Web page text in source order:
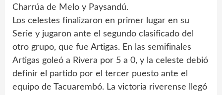
Charrúa de Melo y Paysandú.
Los celestes finalizaron en primer lugar en su
Serie y jugaron ante el segundo clasificado del
otro grupo, que fue Artigas. En las semifinales
Artigas goleó a Rivera por 5 a 0, y la celeste debió
definir el partido por el tercer puesto ante el
equipo de Tacuarembó. La victoria riverense llegó